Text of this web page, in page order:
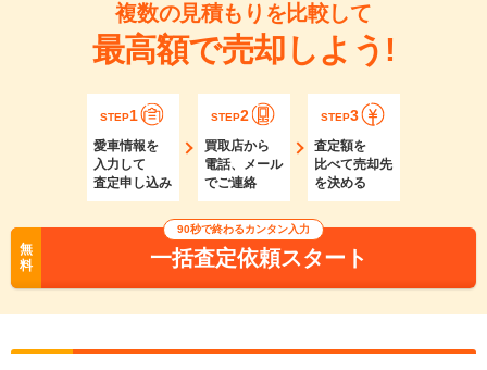
複数の見積もりを比較して
最高額で売却しよう!
STEP1
愛車情報を
入力して
査定申し込み
STEP2
買取店から
電話、メール
でご連絡
STEP3
査定額を
比べて売却先
を決める
無
料
90秒で終わるカンタン入力
一括査定依頼スタート